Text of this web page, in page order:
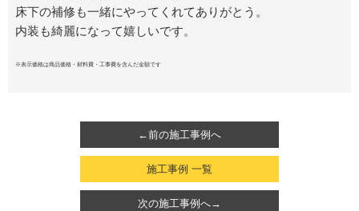
床下の補修も一緒にやってくれてありがとう。
内装も綺麗になって嬉しいです。
※表示価格は商品価格・材料費・工事費を含んだ金額です
←前の施工事例へ
施工事例 一覧
次の施工事例へ→